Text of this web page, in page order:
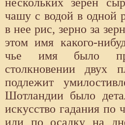
нескольких зерен
чашу с водой в одной
в нее рис, зерно за
этом имя какого-
чье имя было
столкновении двух
подлежит
Шотландии было
искусство гадания по
или по осадку на